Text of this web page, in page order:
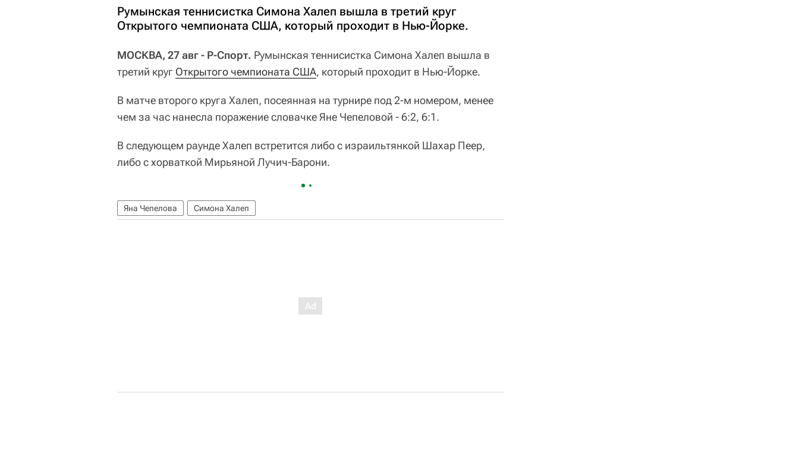
Румынская теннисистка Симона Халеп вышла в третий круг
Открытого чемпионата США, который проходит в Нью-Йорке.
МОСКВА, 27 авг - Р-Спорт. Румынская теннисистка Симона Халеп вышла в
третий круг Открытого чемпионата США, который проходит в Нью-Йорке.
В матче второго круга Халеп, посеянная на турнире под 2-м номером, менее
чем за час нанесла поражение словачке Яне Чепеловой - 6:2, 6:1.
В следующем раунде Халеп встретится либо с израильтянкой Шахар Пеер,
либо с хорваткой Мирьяной Лучич-Барони.
Яна Чепелова Симона Халеп